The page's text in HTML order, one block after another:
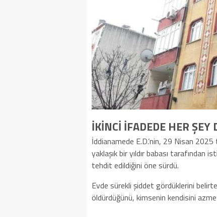
İKİNCİ İFADEDE HER ŞEY
İddianamede E.D.’nin, 29 Nisan
yaklaşık bir yıldır babası tarafından
tehdit edildiğini öne sürdü.
Evde sürekli şiddet gördüklerini
öldürdüğünü, kimsenin kendisini